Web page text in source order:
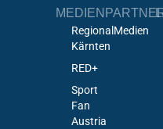
RegionalMedien
Kärnten
RED+
Sport
Fan
Austria